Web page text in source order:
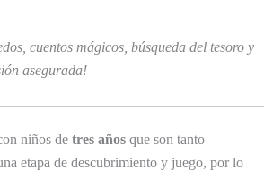
cuentos mágicos, búsqueda del tesoro y
asegurada!
niños de tres años que son tanto
etapa de descubrimiento y juego, por lo